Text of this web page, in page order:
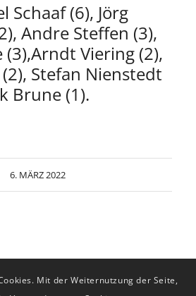
Schaaf (6), Jörg
Andre Steffen (3),
(3),Arndt Viering (2),
Stefan Nienstedt
Brune (1).
6. MÄRZ 2022
Mit der Weiternutzung der Seite,